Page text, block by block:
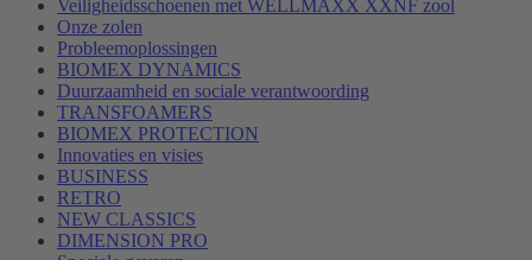
Veiligheidsschoenen met WELLMAXX XXNF zool
Onze zolen
Probleemoplossingen
BIOMEX DYNAMICS
Duurzaamheid en sociale verantwoording
TRANSFOAMERS
BIOMEX PROTECTION
Innovaties en visies
BUSINESS
RETRO
NEW CLASSICS
DIMENSION PRO